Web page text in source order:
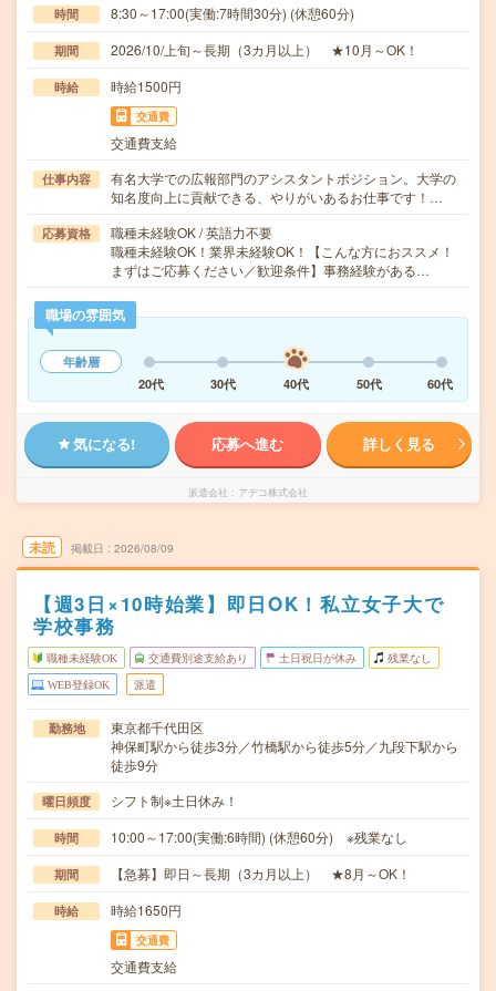
時間 8:30～17:00(実働:7時間30分) (休憩60分)
期間 2026/10/上旬～長期（3カ月以上） ★10月～OK！
時給 時給1500円
交通費
交通費支給
仕事内容
有名大学での広報部門のアシスタントポジション。大学の
知名度向上に貢献できる、やりがいあるお仕事です！…
応募資格
職種未経験OK / 英語力不要
職種未経験OK！業界未経験OK！【こんな方におススメ！
まずはご応募ください／歓迎条件】事務経験がある…
職場の雰囲気
年齢層
20代
30代 40代 50代 60代
気になる! 応募へ進む 詳しく見る
派遣会社 アデコ株式会社
未読 掲載日 2026/08/09
【週3日×10時始業】即日OK！私立女子大で
学校事務
職種未経験OK 交通費別途支給あり 土日祝日が休み 残業なし
WEB登録OK 派遣
勤務地
東京都千代田区
神保町駅から徒歩3分／竹橋駅から徒歩5分／九段下駅から
徒歩9分
曜日頻度 シフト制※土日休み！
時間 10:00～17:00(実働:6時間) (休憩60分) ※残業なし
期間 【急募】即日～長期（3カ月以上） ★8月～OK！
時給 時給1650円
交通費
交通費支給